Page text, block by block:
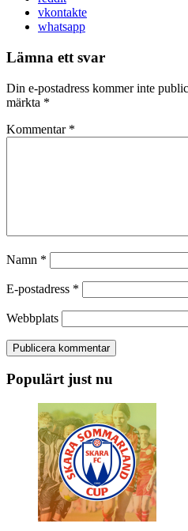
vkontakte
whatsapp
Lämna ett svar
Din e-postadress kommer inte
märkta *
Kommentar *
Namn *
E-postadress *
Webbplats
Populärt just nu